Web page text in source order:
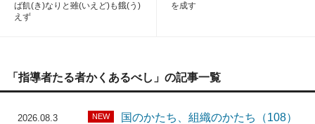
ば飢(き)なりと雖(いえど)も餓(う)
えず
を成す
「指導者たる者かくあるべし」の記事一覧
2026.08.3 NEW
国のかたち、組織のかたち（108）